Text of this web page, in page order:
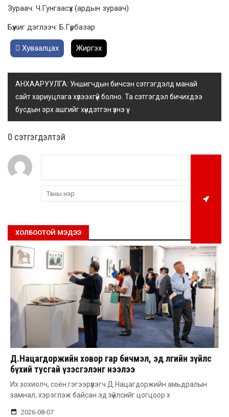
Зураач: Ч.Гунгаасүх (ардын зураач)
Бүжиг дэглээч: Б.Гүрбазар
Хуваалцах Жиргэх
АНХААРУУЛГА: Уншигчдын бичсэн сэтгэгдэлд манай
сайт хариуцлага хүлээхгүй болно. Та сэтгэгдэл бичихдээ
бусдын эрх ашгийг хүндэтгэн үзнэ үү.
0 cэтгэгдэлтэй
ХОЛБООТОЙ МЭДЭЭ
Д.Нацагдоржийн ховор гар бичмэл, эд өлгийн зүйлс
бүхий тусгай үзэсгэлэнг нээлээ
Их зохиолч, соён гэгээрүүлэгч Д.Нацагдоржийн амьдралын
замнал, хэрэглэж байсан эд зүйлсийг цогцоор х
2026-08-07